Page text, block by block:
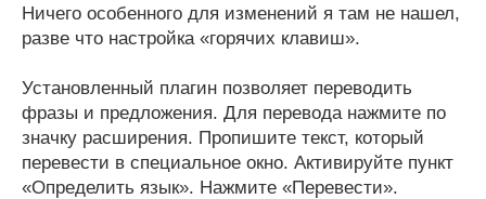
Ничего особенного для изменений я там не нашел,
разве что настройка «горячих клавиш».
Установленный плагин позволяет переводить
фразы и предложения. Для перевода нажмите по
значку расширения. Пропишите текст, который
перевести в специальное окно. Активируйте пункт
«Определить язык». Нажмите «Перевести».